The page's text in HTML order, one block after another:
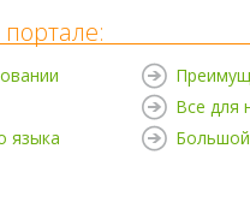
языка
Все для
Большой